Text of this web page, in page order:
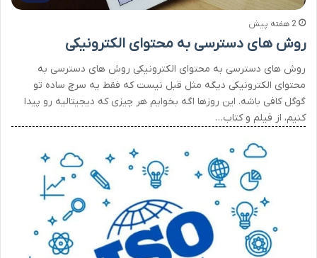
2 هفته پیش
روش های دسترسی به محتوای الکترونیکی
روش های دسترسی به محتوای الکترونیکی روش های دسترسی به
محتوای الکترونیکی دیگه مثل قبل نیست که فقط یه سرچ ساده تو
گوگل کافی باشه. این روزها اگه بخوایم هر چیزی که دیجیتالیه رو پیدا
کنیم، از فیلم و کتاب…